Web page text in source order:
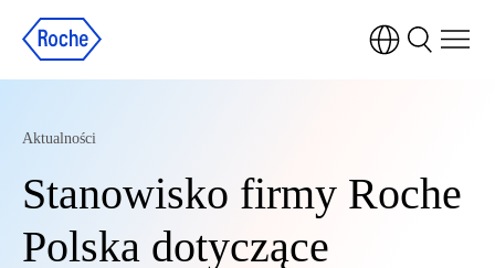
Aktualności
Stanowisko firmy Roche
Polska dotyczące